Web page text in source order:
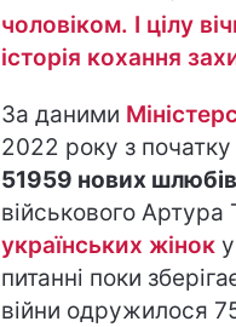
чоловіком. І цілу
історія кохання
За даними
2022 року з початку
51959 нових
військового Артура
українських жінок
питанні поки
війни одружилося